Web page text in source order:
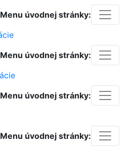
Menu úvodnej stránky:
Menu úvodnej stránky:
Menu úvodnej stránky:
Menu úvodnej stránky: